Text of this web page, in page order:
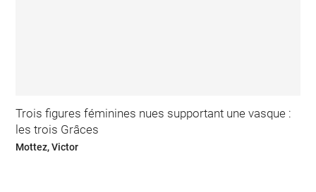
Trois figures féminines nues supportant une vasque :
les trois Grâces
Mottez, Victor